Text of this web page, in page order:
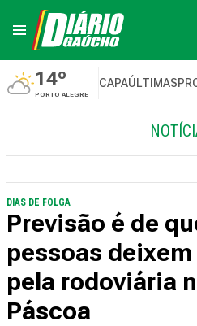
14º
PORTO ALEGRE
CAPAÚLTIMAS
DIAS DE FOLGA
Previsão é de
pessoas
pela rodoviária
Páscoa